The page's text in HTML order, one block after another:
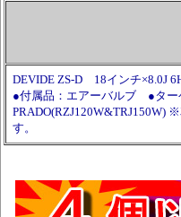
DEVIDE ZS-D 18インチ×8.0J
●付属品：エアーバルブ ●ター
PRADO(RZJ120W&TRJ150W)
す。